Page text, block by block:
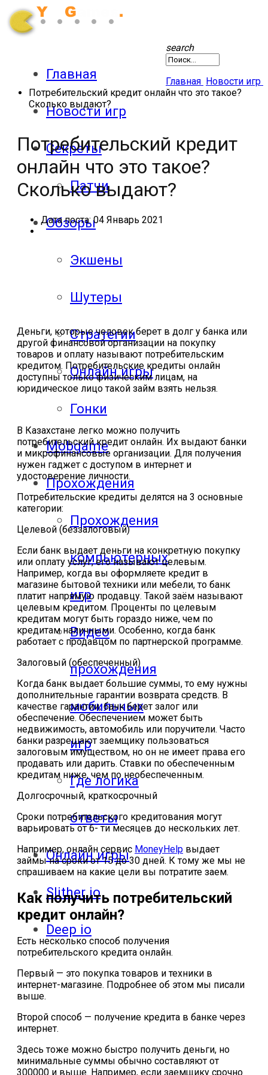
Главная
Новости игр
Секреты
Патчи
Обзоры
Экшены
Шутеры
Стратегии
Онлайн игры
Гонки
Mobgame
Прохождения
Прохождения
компьютерных
игр
Видео
прохождения
мобильных
игр
Где логика
ответы
Онлайн игры
Slither io
Deep io
search
Главная Новости игр
Потребительский кредит онлайн что это такое?
Сколько выдают?
Потребительский кредит
онлайн что это такое?
Сколько выдают?
Дата поста: 04 Январь 2021
Деньги, которые человек берет в долг у банка или
другой финансовой организации на покупку
товаров и оплату называют потребительским
кредитом. Потребительские кредиты онлайн
доступны только физическим лицам, на
юридическое лицо такой займ взять нельзя.
В Казахстане легко можно получить
потребительский кредит онлайн. Их выдают банки
и микрофинансовые организации. Для получения
нужен гаджет с доступом в интернет и
удостоверение личности.
Потребительские кредиты делятся на 3 основные
категории:
Целевой (беззалоговый)
Если банк выдает деньги на конкретную покупку
или оплату услуг, его называют целевым.
Например, когда вы оформляете кредит в
магазине бытовой техники или мебели, то банк
платит напрямую продавцу. Такой заём называют
целевым кредитом. Проценты по целевым
кредитам могут быть гораздо ниже, чем по
кредитам наличными. Особенно, когда банк
работает с продавцом по партнерской программе.
Залоговый (обеспеченный)
Когда банк выдает большие суммы, то ему нужны
дополнительные гарантии возврата средств. В
качестве гарантии, банк берет залог или
обеспечение. Обеспечением может быть
недвижимость, автомобиль или поручители. Часто
банки разрешают заемщику пользоваться
залоговым имуществом, но он не имеет права его
продавать или дарить. Ставки по обеспеченным
кредитам ниже, чем по необеспеченным.
Долгосрочный, краткосрочный
Сроки потребительского кредитования могут
варьировать от 6- ти месяцев до нескольких лет.
Например, онлайн сервис MoneyHelp выдает
займы на сроки от 15 до 30 дней. К тому же мы не
спрашиваем на какие цели вы потратите заем.
Как получить потребительский
кредит онлайн?
Есть несколько способ получения
потребительского кредита онлайн.
Первый — это покупка товаров и техники в
интернет-магазине. Подробнее об этом мы писали
выше.
Второй способ — получение кредита в банке через
интернет.
Здесь тоже можно быстро получить деньги, но
минимальные суммы обычно составляют от
300000 и выше. Например, если заемщику срочно